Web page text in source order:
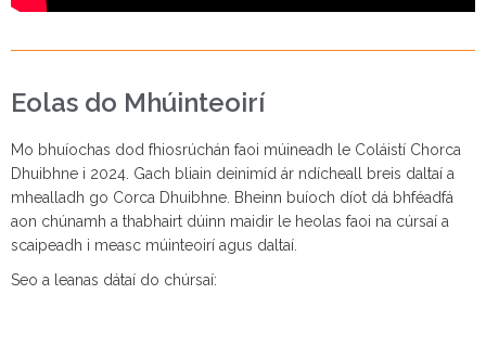
Eolas do Mhúinteoirí
Mo bhuíochas dod fhiosrúchán faoi múineadh le Coláistí Chorca
Dhuibhne i 2024. Gach bliain deinimíd ár ndícheall breis daltaí a
mhealladh go Corca Dhuibhne. Bheinn buíoch díot dá bhféadfá
aon chúnamh a thabhairt dúinn maidir le heolas faoi na cúrsaí a
scaipeadh i measc múinteoirí agus daltaí.
Seo a leanas dátaí do chúrsaí: